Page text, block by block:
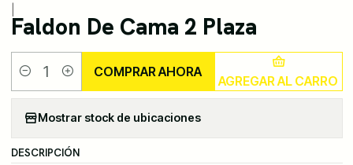
Faldon De Cama 2 Plaza
Cantidad AGREGAR AL CARRO
COMPRAR AHORA
Mostrar stock de ubicaciones
DESCRIPCIÓN